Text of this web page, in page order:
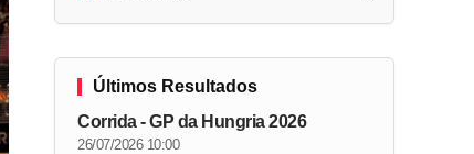
Últimos Resultados
Corrida - GP da Hungria 2026
26/07/2026 10:00